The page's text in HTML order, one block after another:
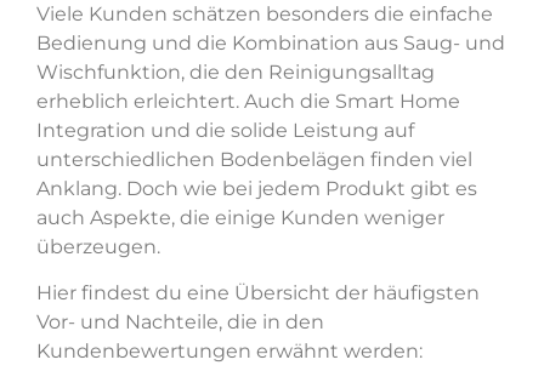
Viele Kunden schätzen besonders die einfache
Bedienung und die Kombination aus Saug- und
Wischfunktion, die den Reinigungsalltag
erheblich erleichtert. Auch die Smart Home
Integration und die solide Leistung auf
unterschiedlichen Bodenbelägen finden viel
Anklang. Doch wie bei jedem Produkt gibt es
auch Aspekte, die einige Kunden weniger
überzeugen.
Hier findest du eine Übersicht der häufigsten
Vor- und Nachteile, die in den
Kundenbewertungen erwähnt werden: